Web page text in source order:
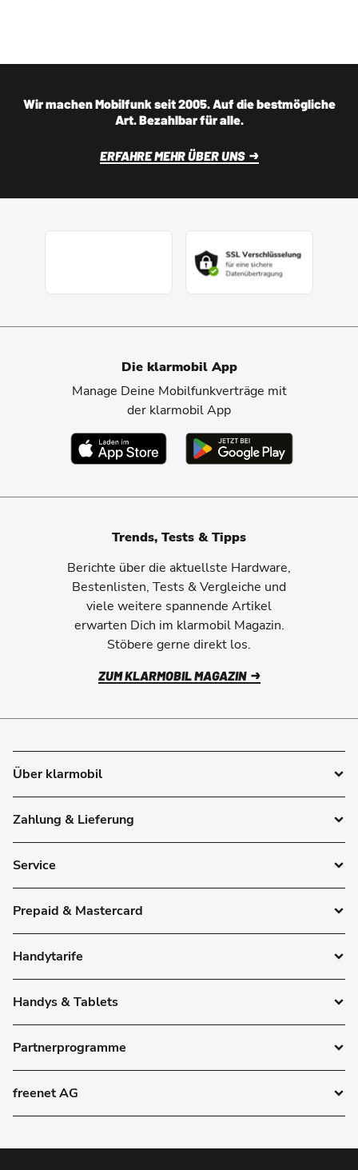
Wir machen Mobilfunk seit 2005. Auf die bestmögliche
Art. Bezahlbar für alle.
ERFAHRE MEHR ÜBER UNS
Zahlung & Lieferung
Über klarmobil
Die klarmobil App
Manage Deine Mobilfunkverträge mit
der klarmobil App
Trends, Tests & Tipps
Berichte über die aktuellste Hardware,
Bestenlisten, Tests & Vergleiche und
viele weitere spannende Artikel
erwarten Dich im klarmobil Magazin.
Stöbere gerne direkt los.
ZUM KLARMOBIL MAGAZIN
Service
Prepaid & Mastercard
Handytarife
Handys & Tablets
Partnerprogramme
freenet AG